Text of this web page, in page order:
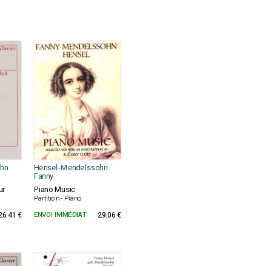
Hensel-Mendelssohn
Fanny
Piano Music
Partition - Piano
€ ENVOI IMMÉDIAT 29.06 €